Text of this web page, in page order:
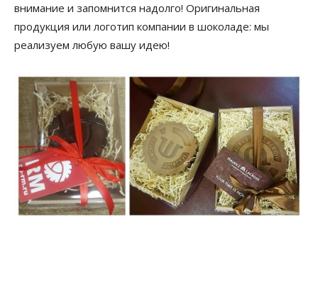
внимание и запомнится надолго! Оригинальная
продукция или логотип компании в шоколаде: мы
реализуем любую вашу идею!